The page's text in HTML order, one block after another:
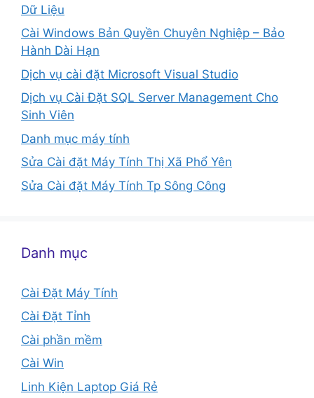
Dữ Liệu
Cài Windows Bản Quyền Chuyên Nghiệp – Bảo
Hành Dài Hạn
Dịch vụ cài đặt Microsoft Visual Studio
Dịch vụ Cài Đặt SQL Server Management Cho
Sinh Viên
Danh mục máy tính
Sửa Cài đặt Máy Tính Thị Xã Phổ Yên
Sửa Cài đặt Máy Tính Tp Sông Công
Danh mục
Cài Đặt Máy Tính
Cài Đặt Tỉnh
Cài phần mềm
Cài Win
Linh Kiện Laptop Giá Rẻ